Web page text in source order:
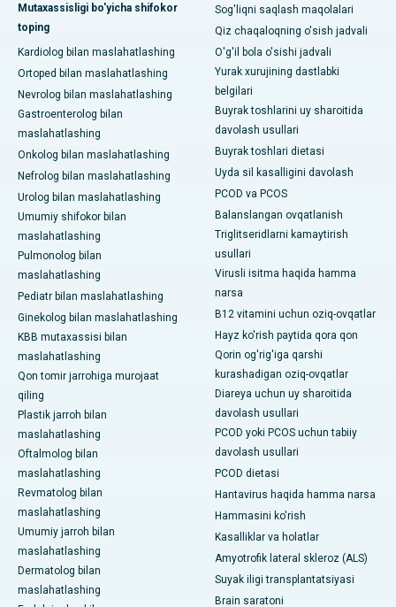
Mutaxassisligi bo'yicha shifokor
toping
Kardiolog bilan maslahatlashing
Ortoped bilan maslahatlashing
Nevrolog bilan maslahatlashing
Gastroenterolog bilan
maslahatlashing
Onkolog bilan maslahatlashing
Nefrolog bilan maslahatlashing
Urolog bilan maslahatlashing
Umumiy shifokor bilan
maslahatlashing
Pulmonolog bilan
maslahatlashing
Pediatr bilan maslahatlashing
Ginekolog bilan maslahatlashing
KBB mutaxassisi bilan
maslahatlashing
Qon tomir jarrohiga murojaat
qiling
Plastik jarroh bilan
maslahatlashing
Oftalmolog bilan
maslahatlashing
Revmatolog bilan
maslahatlashing
Umumiy jarroh bilan
maslahatlashing
Dermatolog bilan
maslahatlashing
Sog'liqni saqlash maqolalari
Qiz chaqaloqning o'sish jadvali
O'g'il bola o'sishi jadvali
Yurak xurujining dastlabki
belgilari
Buyrak toshlarini uy sharoitida
davolash usullari
Buyrak toshlari dietasi
Uyda sil kasalligini davolash
PCOD va PCOS
Balanslangan ovqatlanish
Triglitseridlarni kamaytirish
usullari
Virusli isitma haqida hamma
narsa
B12 vitamini uchun oziq-ovqatlar
Hayz ko'rish paytida qora qon
Qorin og'rig'iga qarshi
kurashadigan oziq-ovqatlar
Diareya uchun uy sharoitida
davolash usullari
PCOD yoki PCOS uchun tabiiy
davolash usullari
PCOD dietasi
Hantavirus haqida hamma narsa
Hammasini ko'rish
Kasalliklar va holatlar
Amyotrofik lateral skleroz (ALS)
Suyak iligi transplantatsiyasi
Brain saratoni